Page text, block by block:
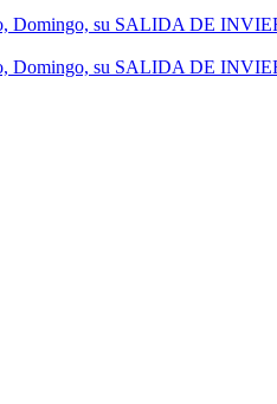
Domingo, su SALIDA DE
Domingo, su SALIDA DE